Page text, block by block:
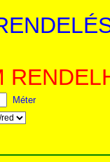
Méter